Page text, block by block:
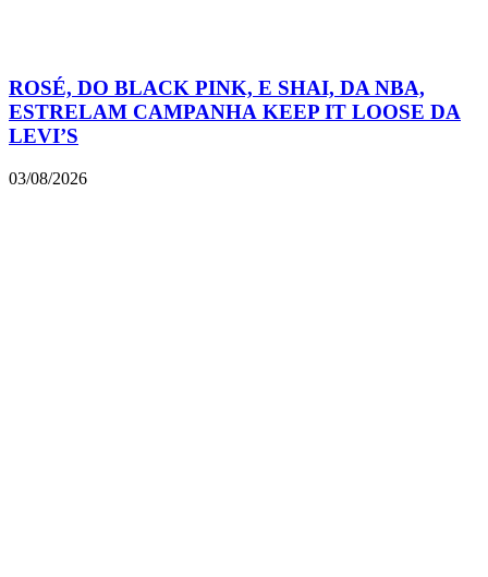
ROSÉ, DO BLACK PINK, E SHAI, DA NBA,
ESTRELAM CAMPANHA KEEP IT LOOSE DA
LEVI’S
03/08/2026